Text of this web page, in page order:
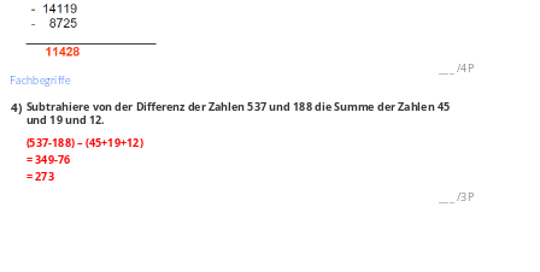
/4P
Fachbegriffe
4) Subtrahiere von der Differenz der Zahlen 537 und 188 die Summe der Zahlen 45
und 19 und 12.
(537-188) – (45+19+12)
= 349-76
= 273
/3P